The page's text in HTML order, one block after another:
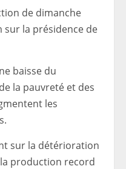
de dimanche
la présidence de
baisse du
la pauvreté et des
les
sur la détérioration
production record